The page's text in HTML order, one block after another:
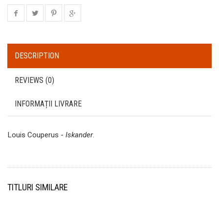
DESCRIPTION
REVIEWS (0)
INFORMAȚII LIVRARE
Louis Couperus - Iskander.
TITLURI SIMILARE